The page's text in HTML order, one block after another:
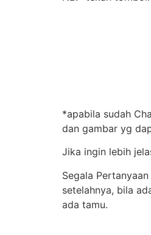
*apabila sudah
dan gambar yg
Jika ingin lebih
Segala
setelahnya, bila
ada tamu.